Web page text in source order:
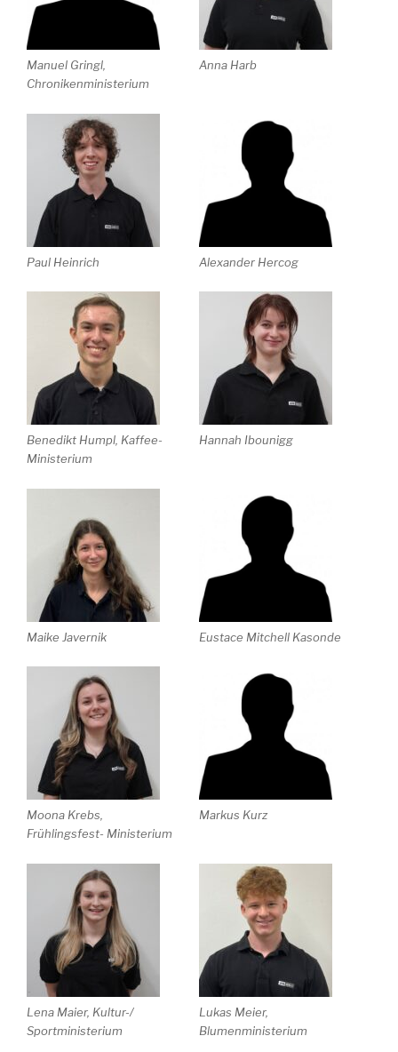
Manuel Gringl,
Chronikenministerium
Anna Harb
Paul Heinrich Alexander Hercog
Benedikt Humpl, Kaffee-
Ministerium
Hannah Ibounigg
Maike Javernik Eustace Mitchell Kasonde
Moona Krebs,
Frühlingsfest- Ministerium
Markus Kurz
Lena Maier, Kultur-/
Sportministerium
Lukas Meier,
Blumenministerium